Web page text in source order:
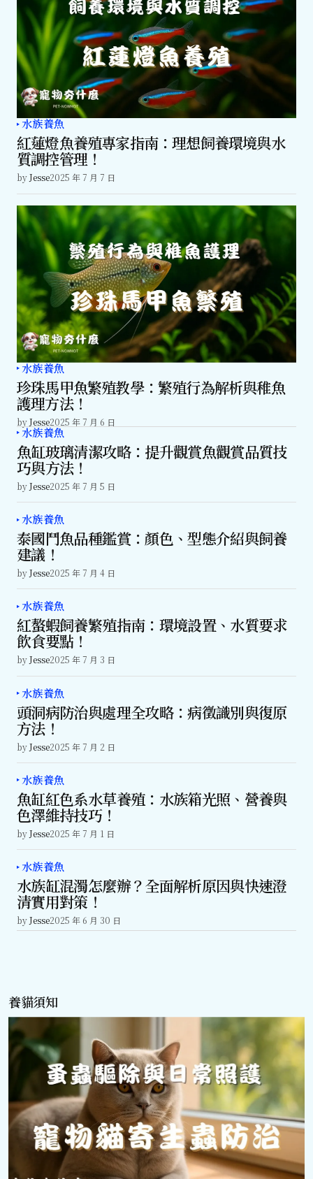
水族養魚
紅蓮燈魚養殖專家指南：理想飼養環境與水
質調控管理！
byJesse2025 年 7 月 7 日
水族養魚
珍珠馬甲魚繁殖教學：繁殖行為解析與稚魚
護理方法！
byJesse2025 年 7 月 6 日
水族養魚
魚缸玻璃清潔攻略：提升觀賞魚觀賞品質技
巧與方法！
byJesse2025 年 7 月 5 日
水族養魚
泰國鬥魚品種鑑賞：顏色、型態介紹與飼養
建議！
byJesse2025 年 7 月 4 日
水族養魚
紅螯蝦飼養繁殖指南：環境設置、水質要求
飲食要點！
byJesse2025 年 7 月 3 日
水族養魚
頭洞病防治與處理全攻略：病徵識別與復原
方法！
byJesse2025 年 7 月 2 日
水族養魚
魚缸紅色系水草養殖：水族箱光照、營養與
色澤維持技巧！
byJesse2025 年 7 月 1 日
水族養魚
水族缸混濁怎麼辦？全面解析原因與快速澄
清實用對策！
byJesse2025 年 6 月 30 日
養貓須知